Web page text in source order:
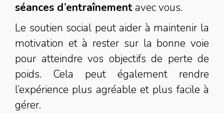
séances d’entraînementavec vous.
Le soutien social peut aider à maintenir la
motivation et à rester sur la bonne voie
pour atteindre vos objectifs de perte de
poids. Cela peut également rendre
l’expérience plus agréable et plus facile à
gérer.